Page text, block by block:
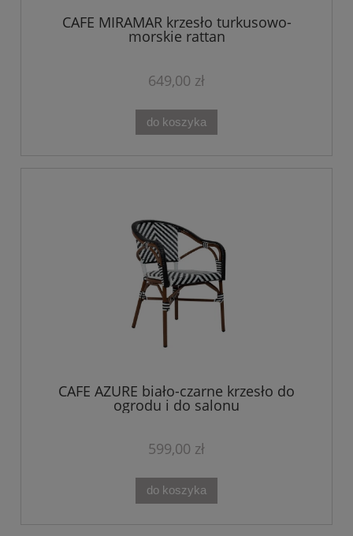
CAFE MIRAMAR krzesło turkusowo-
morskie rattan
649,00 zł
do koszyka
CAFE AZURE biało-czarne krzesło do
ogrodu i do salonu
599,00 zł
do koszyka